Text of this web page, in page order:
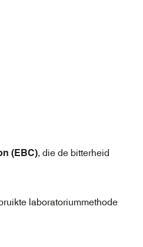
(EBC) , die de bitterheid
laboratoriummethode